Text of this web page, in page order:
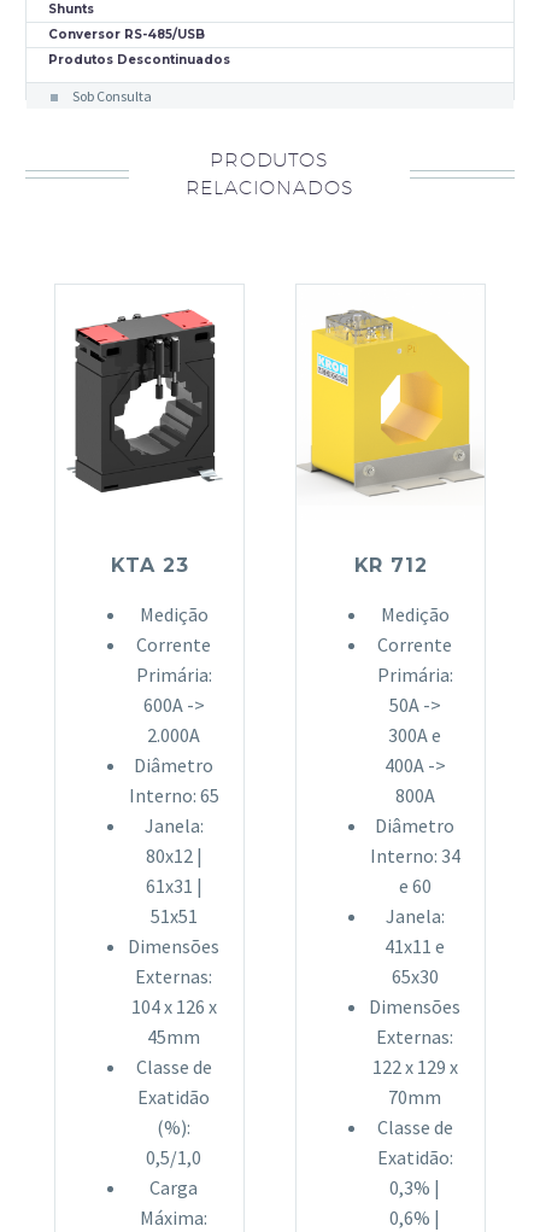
Shunts
Conversor RS-485/USB
Produtos Descontinuados
Sob Consulta
PRODUTOS
RELACIONADOS
KTA 23
Medição
Corrente
Primária:
600A ->
2.000A
Diâmetro
Interno: 65
Janela:
80x12 |
61x31 |
51x51
Dimensões
Externas:
104 x 126 x
45mm
Classe de
Exatidão
(%):
0,5/1,0
Carga
Máxima:
KR 712
Medição
Corrente
Primária:
50A ->
300A e
400A ->
800A
Diâmetro
Interno: 34
e 60
Janela:
41x11 e
65x30
Dimensões
Externas:
122 x 129 x
70mm
Classe de
Exatidão:
0,3% |
0,6% |